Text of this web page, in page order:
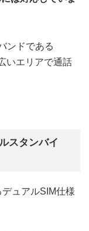
ンドである
いエリアで通話
スタンバイ
ュアルSIM仕様